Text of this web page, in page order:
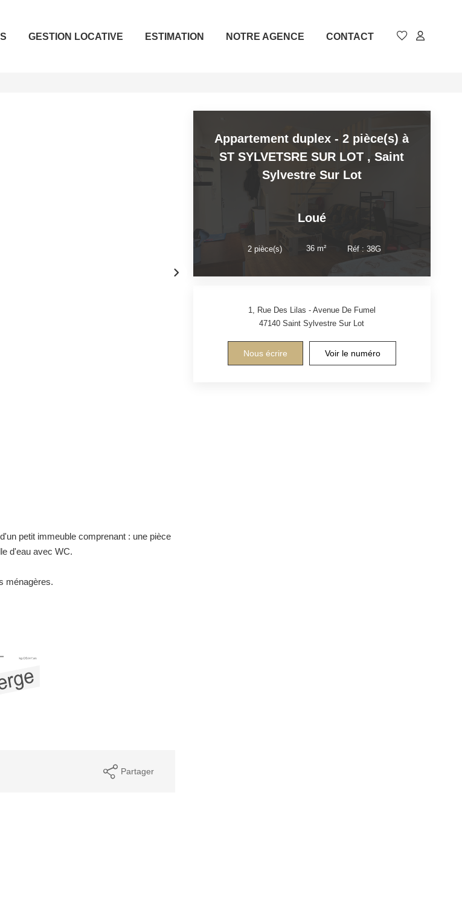
GESTION LOCATIVE ESTIMATION NOTRE AGENCE CONTACT
petit immeuble comprenant : une pièce
d'eau avec WC.
ménagères.
Partager
Appartement duplex - 2 pièce(s) à
ST SYLVETSRE SUR LOT ,Saint
Sylvestre Sur Lot
Loué
2 pièce(s) 36 m² Réf : 38G
1, Rue Des Lilas - Avenue De Fumel
47140Saint Sylvestre Sur Lot
Nous écrire Voir le numéro